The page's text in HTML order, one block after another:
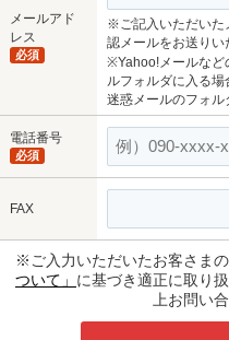
メールアド
レス
必須
※ご記入いただいた
認メールをお送りい
※Yahoo!メールなど
ルフォルダに入る場
迷惑メールのフォル
電話番号
必須
FAX
※ご入力いただいたお客さまの
ついて」 に基づき適正に取り
上お問い